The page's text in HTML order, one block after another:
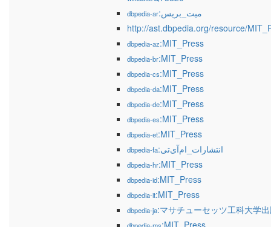
dbpedia-ar :ميت_بريس
http://ast.dbpedia.org/resource/
dbpedia-az:MIT_Press
dbpedia-br:MIT_Press
dbpedia-cs:MIT_Press
dbpedia-da:MIT_Press
dbpedia-de:MIT_Press
dbpedia-es:MIT_Press
dbpedia-et:MIT_Press
dbpedia-fa :انتشارات_ام‌آی‌تی
dbpedia-hr:MIT_Press
dbpedia-id:MIT_Press
dbpedia-it:MIT_Press
dbpedia-ja:マサチューセッツ工科大学
:MIT_Press